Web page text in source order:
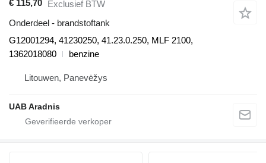
€ 115,70 Exclusief BTW
Onderdeel - brandstoftank
G12001294, 41230250, 41.23.0.250, MLF 2100,
1362018080
benzine
Litouwen, Panevėžys
UAB Aradnis